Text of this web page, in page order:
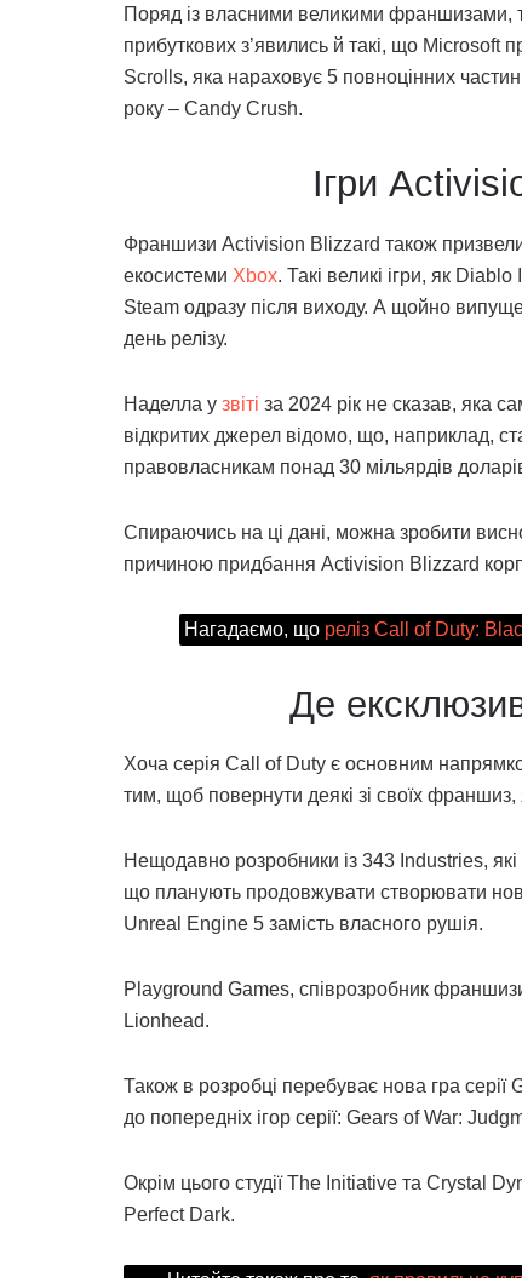
Поряд із власними великими франшизами,
прибуткових з’явились й такі, що Microsoft
Scrolls, яка нараховує 5 повноцінних
року – Candy Crush.
Ігри
Франшизи Activision Blizzard також
екосистеми Xbox. Такі великі ігри, як
Steam одразу після виходу. А щойно
день релізу.
Наделла у звіті за 2024 рік не сказав, яка
відкритих джерел відомо, що, наприклад,
правовласникам понад 30 мільярдів
Спираючись на ці дані, можна зробити
причиною придбання Activision Blizzard
Нагадаємо, що реліз Call of Duty:
Де
Хоча серія Call of Duty є основним
тим, щоб повернути деякі зі своїх
Нещодавно розробники із 343 Industries,
що планують продовжувати створювати
Unreal Engine 5 замість власного рушія.
Playground Games, співрозробник
Lionhead.
Також в розробці перебуває нова гра
до попередніх ігор серії: Gears of War:
Окрім цього студії The Initiative та Crystal
Perfect Dark.